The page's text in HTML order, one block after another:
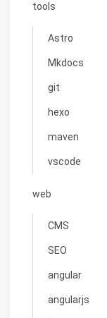
tools
Astro
Mkdocs
git
hexo
maven
vscode
web
CMS
SEO
angular
angularjs